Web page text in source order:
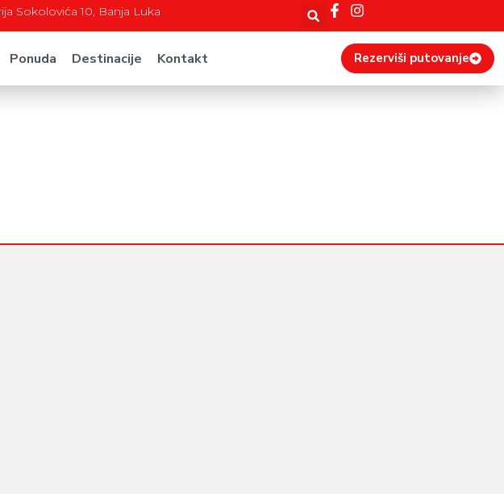
Sokolovića 10, Banja Luka
Ponuda Destinacije Kontakt Rezerviši putovanje